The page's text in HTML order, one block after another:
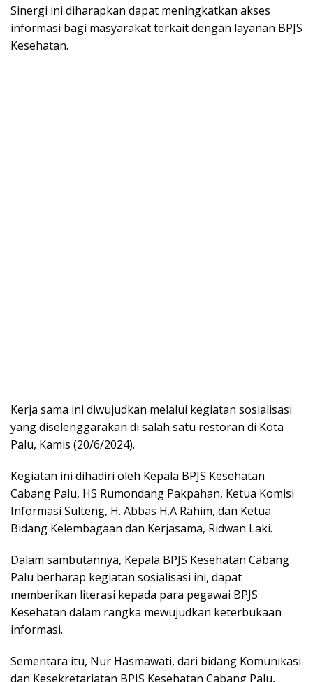
Sinergi ini diharapkan dapat meningkatkan akses
informasi bagi masyarakat terkait dengan layanan BPJS
Kesehatan.
Kerja sama ini diwujudkan melalui kegiatan sosialisasi
yang diselenggarakan di salah satu restoran di Kota
Palu, Kamis (20/6/2024).
Kegiatan ini dihadiri oleh Kepala BPJS Kesehatan
Cabang Palu, HS Rumondang Pakpahan, Ketua Komisi
Informasi Sulteng, H. Abbas H.A Rahim, dan Ketua
Bidang Kelembagaan dan Kerjasama, Ridwan Laki.
Dalam sambutannya, Kepala BPJS Kesehatan Cabang
Palu berharap kegiatan sosialisasi ini, dapat
memberikan literasi kepada para pegawai BPJS
Kesehatan dalam rangka mewujudkan keterbukaan
informasi.
Sementara itu, Nur Hasmawati, dari bidang Komunikasi
dan Kesekretariatan BPJS Kesehatan Cabang Palu,